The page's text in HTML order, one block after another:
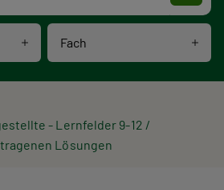
Fach
- Lernfelder 9-12 /
Lösungen